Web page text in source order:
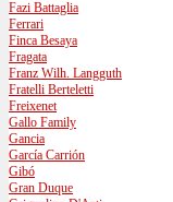
Fazi Battaglia
Ferrari
Finca Besaya
Fragata
Franz Wilh. Langguth
Fratelli Berteletti
Freixenet
Gallo Family
Gancia
García Carrión
Gibó
Gran Duque